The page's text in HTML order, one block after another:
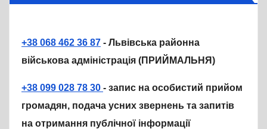
+38 068 462 36 87 - Львівська районна
військова адміністрація (ПРИЙМАЛЬНЯ)
+38 099 028 78 30 - запис на особистий прийом
громадян, подача усних звернень та запитів
на отримання публічної інформації